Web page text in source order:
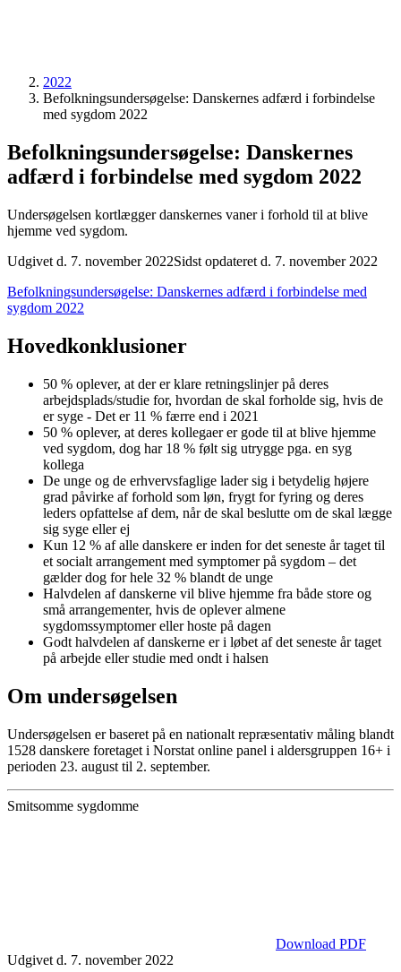
2022
Befolknings­undersøgelse: Danskernes adfærd i forbindelse
med sygdom 2022
Befolknings­undersøgelse: Danskernes
adfærd i forbindelse med sygdom 2022
Undersøgelsen kortlægger danskernes vaner i forhold til at blive
hjemme ved sygdom.
Udgivet d. 7. november 2022Sidst opdateret d. 7. november 2022
Befolkningsundersøgelse: Danskernes adfærd i forbindelse med
sygdom 2022
Hovedkonklusioner
50 % oplever, at der er klare retningslinjer på deres
arbejdsplads/studie for, hvordan de skal forholde sig, hvis de
er syge - Det er 11 % færre end i 2021
50 % oplever, at deres kollegaer er gode til at blive hjemme
ved sygdom, dog har 18 % følt sig utrygge pga. en syg
kollega
De unge og de erhvervsfaglige lader sig i betydelig højere
grad påvirke af forhold som løn, frygt for fyring og deres
leders opfattelse af dem, når de skal beslutte om de skal lægge
sig syge eller ej
Kun 12 % af alle danskere er inden for det seneste år taget til
et socialt arrangement med symptomer på sygdom – det
gælder dog for hele 32 % blandt de unge
Halvdelen af danskerne vil blive hjemme fra både store og
små arrangementer, hvis de oplever almene
sygdomssymptomer eller hoste på dagen
Godt halvdelen af danskerne er i løbet af det seneste år taget
på arbejde eller studie med ondt i halsen
Om undersøgelsen
Undersøgelsen er baseret på en nationalt repræsentativ måling blandt
1528 danskere foretaget i Norstat online panel i aldersgruppen 16+ i
perioden 23. august til 2. september.
Smitsomme sygdomme
Download PDF
Udgivet d. 7. november 2022